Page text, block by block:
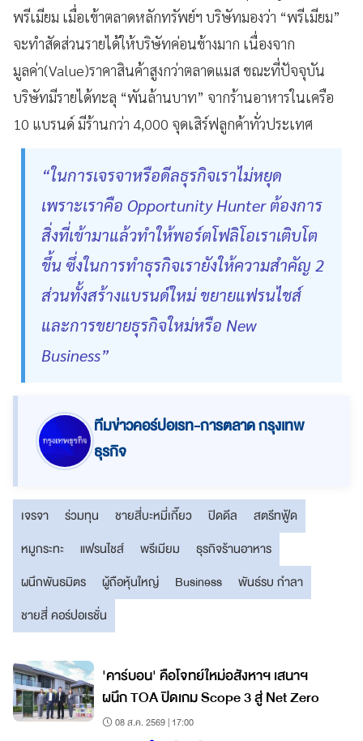
พรีเมียม เมื่อเข้าตลาดหลักทรัพย์ฯ บริษัทมองว่า “พรีเมียม”
จะทำสัดส่วนรายได้ให้บริษัทค่อนข้างมาก เนื่องจาก
มูลค่า(Value)ราคาสินค้าสูงกว่าตลาดแมส ขณะที่ปัจจุบัน
บริษัทมีรายได้ทะลุ “พันล้านบาท” จากร้านอาหารในเครือ
10 แบรนด์ มีร้านกว่า 4,000 จุดเสิร์ฟลูกค้าทั่วประเทศ
“ในการเจรจาหรือดีลธุรกิจเราไม่หยุด
เพราะเราคือ Opportunity Hunter ต้องการ
สิ่งที่เข้ามาแล้วทำให้พอร์ตโฟลิโอเราเติบโต
ขึ้น ซึ่งในการทำธุรกิจเรายังให้ความสำคัญ 2
ส่วนทั้งสร้างแบรนด์ใหม่ ขยายแฟรนไชส์
และการขยายธุรกิจใหม่หรือ New
Business”
ทีมข่าวคอร์ปอเรท-การตลาด กรุงเทพ
ธุรกิจ
เจรจา ร่วมทุน ชายสี่บะหมี่เกี๊ยว ปิดดีล
สตรีทฟู้ด
หมูกระทะ
แฟรนไชส์ พรีเมียม
ธุรกิจร้านอาหาร
ผนึกพันธมิตร
ผู้ถือหุ้นใหญ่ Business
พันธ์รบ กำลา
ชายสี่ คอร์ปอเรชั่น
'คาร์บอน' คือโจทย์ใหม่อสังหาฯ เสนาฯ
ผนึก TOA ปิดเกม Scope 3 สู่ Net Zero
08 ส.ค. 2569 | 17:00